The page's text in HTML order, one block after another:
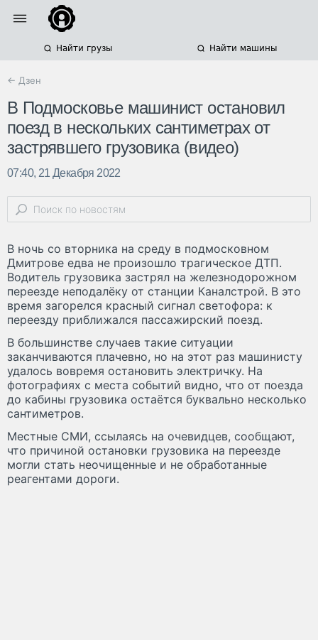
Найти грузы Найти машины
← Дзен
В Подмосковье машинист остановил
поезд в нескольких сантиметрах от
застрявшего грузовика (видео)
07:40, 21 Декабря 2022
В ночь со вторника на среду в подмосковном
Дмитрове едва не произошло трагическое ДТП.
Водитель грузовика застрял на железнодорожном
переезде неподалёку от станции Каналстрой. В это
время загорелся красный сигнал светофора: к
переезду приближался пассажирский поезд.
В большинстве случаев такие ситуации
заканчиваются плачевно, но на этот раз машинисту
удалось вовремя остановить электричку. На
фотографиях с места событий видно, что от поезда
до кабины грузовика остаётся буквально несколько
сантиметров.
Местные СМИ, ссылаясь на очевидцев, сообщают,
что причиной остановки грузовика на переезде
могли стать неочищенные и не обработанные
реагентами дороги.